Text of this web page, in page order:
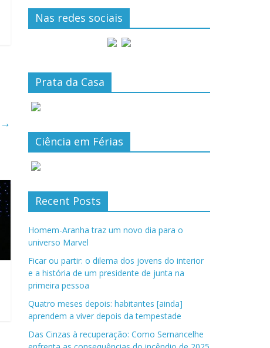
→
Nas redes sociais
Prata da Casa
Ciência em Férias
Recent Posts
Homem-Aranha traz um novo dia para o
universo Marvel
Ficar ou partir: o dilema dos jovens do interior
e a história de um presidente de junta na
primeira pessoa
Quatro meses depois: habitantes [ainda]
aprendem a viver depois da tempestade
Das Cinzas à recuperação: Como Sernancelhe